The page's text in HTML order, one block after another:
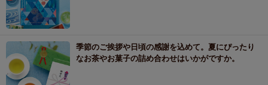
季節のご挨拶や日頃の感謝を込めて。夏にぴったり
なお茶やお菓子の詰め合わせはいかがですか。